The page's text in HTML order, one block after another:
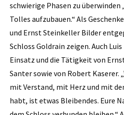
schwierige Phasen zu
Tolles aufzubauen.“ Als
und Ernst Steinkeller Bilder
Schloss Goldrain zeigen. Auch
Einsatz und die Tätigkeit von
Santer sowie von Robert Kaserer.
mit Verstand, mit Herz und mit
habt, ist etwas Bleibendes. Eure